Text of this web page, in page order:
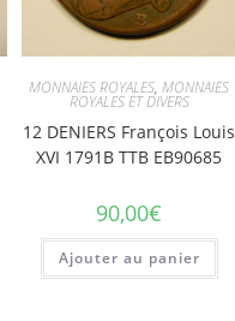
MONNAIES ROYALES,MONNAIES
ROYALES ET DIVERS
12 DENIERS François Louis
XVI 1791B TTB EB90685
90,00€
Ajouter au panier